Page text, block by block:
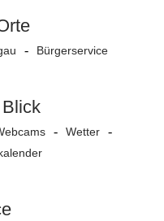
Bürgerservice
Wetter